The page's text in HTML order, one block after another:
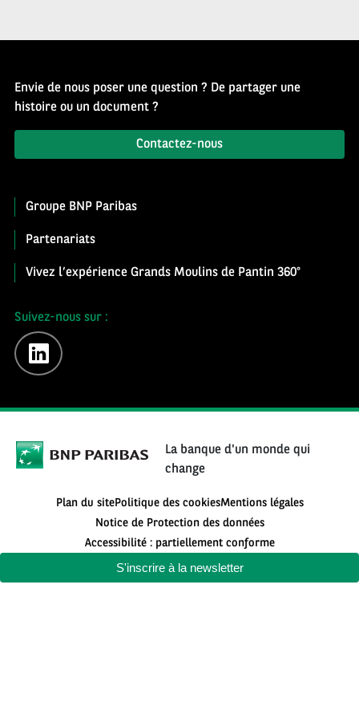
S'inscrire à la newsletter
Envie de nous poser une question ? De partager une
histoire ou un document ?
Contactez-nous
Groupe BNP Paribas
Partenariats
Vivez l’expérience Grands Moulins de Pantin 360°
Suivez-nous sur :
linkedin
La banque d'un monde qui
change
Plan du sitePolitique des cookiesMentions légales
Notice de Protection des données
Accessibilité : partiellement conforme